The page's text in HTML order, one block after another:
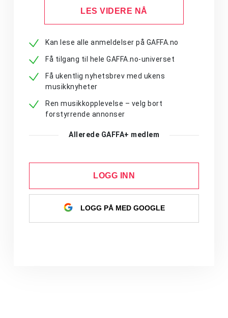
LES VIDERE NÅ
Kan lese alle anmeldelser på GAFFA.no
Få tilgang til hele GAFFA.no-universet
Få ukentlig nyhetsbrev med ukens
musikknyheter
Ren musikkopplevelse – velg bort
forstyrrende annonser
Allerede GAFFA+ medlem
LOGG INN
LOGG PÅ MED GOOGLE